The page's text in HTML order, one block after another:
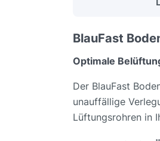
BlauFast
Optimale
Der BlauFast
unauffällige
Lüftungsrohren in